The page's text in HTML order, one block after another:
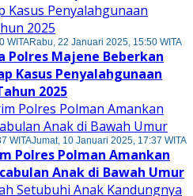
WITARabu, 22 Januari 2025, 15:50 WITA
Polres Majene Beberkan
Kasus Penyalahgunaan
2025
WITAJumat, 10 Januari 2025, 17:37 WITA
Polres Polman Amankan
Anak di Bawah Umur